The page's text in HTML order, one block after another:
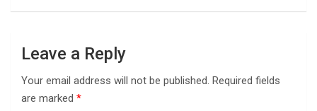
Leave a Reply
Your email address will not be published. Required fields
are marked *